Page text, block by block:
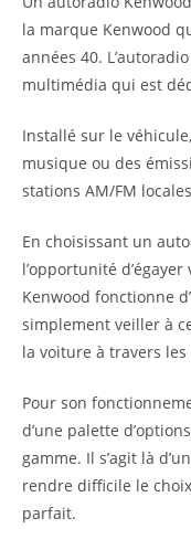
la marque Kenwood
années 40.
multimédia qui est
Installé sur le
musique ou des
stations AM/FM
En choisissant un
l’opportunité
Kenwood fonctionne
simplement veiller à
la voiture à travers
Pour son
d’une palette
gamme. Il s’agit là
rendre difficile le
parfait.